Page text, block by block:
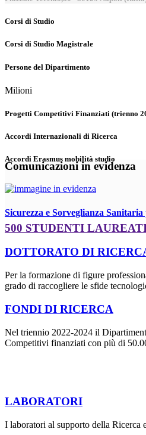
Corsi di Studio
Corsi di Studio Magistrale
Persone del Dipartimento
Milioni
Progetti Competitivi Finanziati (trienno
Accordi Internazionali di Ricerca
Accordi Erasmus mobilità studio
Comunicazioni in evidenza
Sicurezza e Sorveglianza
500 STUDENTI
DOTTORATO DI
Per la formazione di figure
grado di raccogliere le sfide
FONDI DI RICERCA
Nel triennio 2022-2024 il
Competitivi finanziati con più di
LABORATORI
I laboratori al supporto della Ricerca